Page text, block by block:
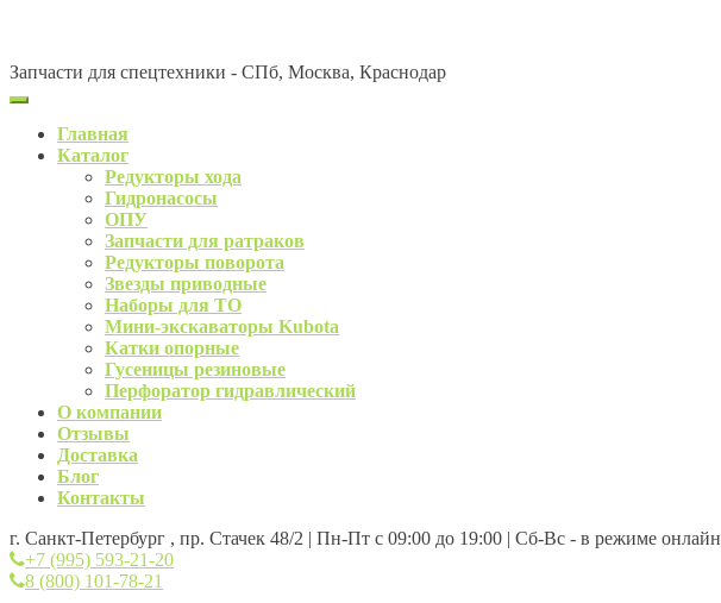
Запчасти для спецтехники - СПб, Москва, Краснодар
Главная
Каталог
Редукторы хода
Гидронасосы
ОПУ
Запчасти для ратраков
Редукторы поворота
Звезды приводные
Наборы для ТО
Мини-экскаваторы Kubota
Катки опорные
Гусеницы резиновые
Перфоратор гидравлический
О компании
Отзывы
Доставка
Блог
Контакты
г. Санкт-Петербург , пр. Стачек 48/2 | Пн-Пт с 09:00 до 19:00 | Сб-Вс - в режиме онлайн
+7 (995) 593-21-20
8 (800) 101-78-21